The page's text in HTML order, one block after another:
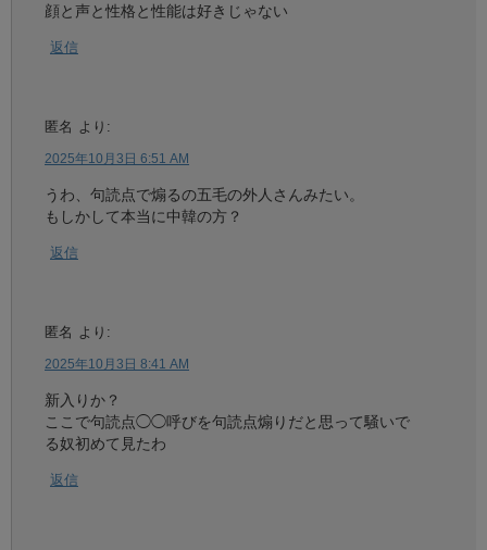
顔と声と性格と性能は好きじゃない
返信
匿名 より:
2025年10月3日 6:51 AM
うわ、句読点で煽るの五毛の外人さんみたい。
もしかして本当に中韓の方？
返信
匿名 より:
2025年10月3日 8:41 AM
新入りか？
ここで句読点◯◯呼びを句読点煽りだと思って騒いで
る奴初めて見たわ
返信